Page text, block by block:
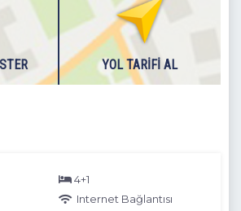
YOL TARIFI AL
4+1
Internet Bağlantısı